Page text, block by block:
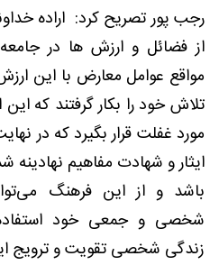
رجب پور تصریح کرد: اراده
از فضائل و ارزش ها در
مواقع عوامل معارض با این
تلاش خود را بکار گرفتند که
مورد غفلت قرار بگیرد که در
ایثار و شهادت مفاهیم نهادینه
باشد و از این فرهنگ
شخصی و جمعی خود
زندگی شخصی تقویت و ترویج